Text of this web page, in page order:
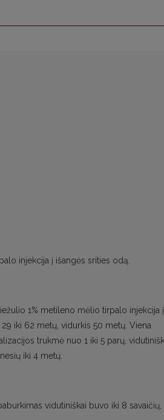
injekcija į išangės srities odą.
1% metileno mėlio tirpalo injekcija į
iki 62 metų, vidurkis 50 metų. Viena
trukmė nuo 1 iki 5 parų,
iki 4 metų.
vidutiniškai buvo iki 8 savaičių,